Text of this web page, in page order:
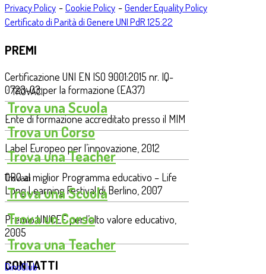
TROVACI
Trova una Scuola
Trova un Corso
Trova una Teacher
Trovaci
Trova una Scuola
Trova un Corso
Trova una Teacher
DinoClub
Privacy Policy -Cookie Policy -Gender Equality Policy
Certificato di Parità di Genere UNI PdR 125:22
PREMI
Certificazione UNI EN ISO 9001:2015 nr. IQ-
0723-03 per la formazione (EA37)
Ente di formazione accreditato presso il MIM
Label Europeo per l’innovazione, 2012
ORO al miglior Programma educativo – Life
Long Learning Festival di Berlino, 2007
Premio UNICEF per l’alto valore educativo,
2005
CONTATTI